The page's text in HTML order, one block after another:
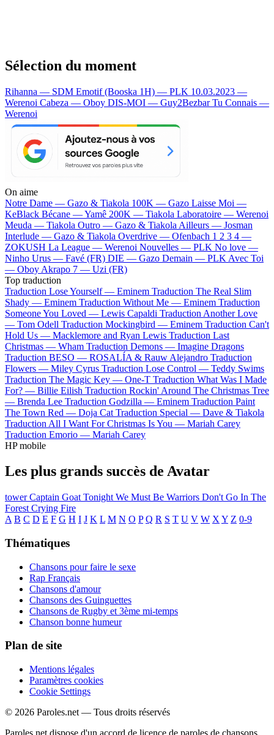
Sélection du moment
Rihanna — SDM Emotif (Booska 1H) — PLK 10.03.2023 —
Werenoi Cabeza — Oboy DIS-MOI — Guy2BezbarTu Connais —
Werenoi
On aime
Notre Dame — Gazo & Tiakola 100K — Gazo Laisse Moi —
KeBlack Bécane —Yamê 200K — Tiakola Laboratoire — Werenoi
Meuda — Tiakola Outro — Gazo & Tiakola Ailleurs — Josman
Interlude — Gazo & Tiakola Overdrive — Ofenbach 1 2 3 4 —
ZOKUSH La League — Werenoi Nouvelles — PLK No love —
Ninho Urus — Favé (FR) DIE — Gazo Demain — PLK Avec Toi
— Oboy Akrapo 7 — Uzi (FR)
Top traduction
Traduction Lose Yourself — Eminem Traduction The Real Slim
Shady — Eminem Traduction Without Me — Eminem Traduction
Someone You Loved — Lewis Capaldi Traduction Another Love
— Tom Odell Traduction Mockingbird — Eminem Traduction Can't
Hold Us — Macklemore and Ryan Lewis Traduction Last
Christmas — Wham Traduction Demons — Imagine Dragons
Traduction BESO — ROSALÍA & Rauw Alejandro Traduction
Flowers — Miley Cyrus Traduction Lose Control — Teddy Swims
Traduction The Magic Key — One-T Traduction What Was I Made
For? — Billie Eilish Traduction Rockin' Around The Christmas Tree
— Brenda Lee Traduction Godzilla — Eminem Traduction Paint
The Town Red — Doja Cat Traduction Special — Dave & Tiakola
Traduction All I Want For Christmas Is You — Mariah Carey
Traduction Emorio — Mariah Carey
HP mobile
Les plus grands succès de Avatar
towerCaptain Goat Tonight We Must Be Warriors Don't Go In The
Forest Crying Fire
A B C D E F G H I J K L M N O P Q R S T U V W X Y Z 0-9
Thématiques
Chansons pour faire le sexe
Rap Français
Chansons d'amour
Chansons des Guinguettes
Chansons de Rugby et 3ème mi-temps
Chanson bonne humeur
Plan de site
Mentions légales
Paramètres cookies
Cookie Settings
© 2026 Paroles.net — Tous droits réservés